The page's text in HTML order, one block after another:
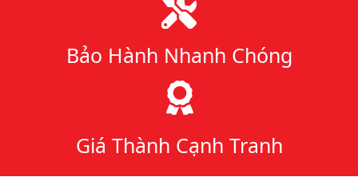
Bảo Hành Nhanh Chóng
Giá Thành Cạnh Tranh